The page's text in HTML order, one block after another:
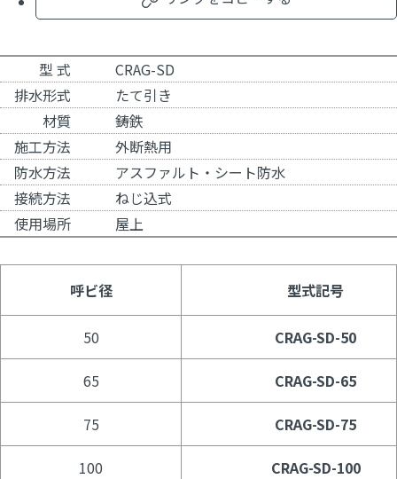
型 式
CRAG-SD
排水形式
たて引き
材質
鋳鉄
施工方法
外断熱用
防水方法
アスファルト・シート防水
接続方法
ねじ込式
使用場所
屋上
呼ビ径 型式記号
50 CRAG-SD-50
65 CRAG-SD-65
75 CRAG-SD-75
100 CRAG-SD-100